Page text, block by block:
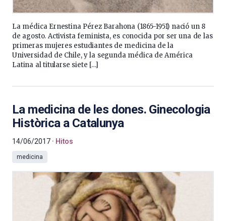
La médica Ernestina Pérez Barahona (1865-1951) nació un 8
de agosto. Activista feminista, es conocida por ser una de las
primeras mujeres estudiantes de medicina de la
Universidad de Chile, y la segunda médica de América
Latina al titularse siete […]
La medicina de les dones. Ginecologia
Històrica a Catalunya
14/06/2017 Hitos
medicina